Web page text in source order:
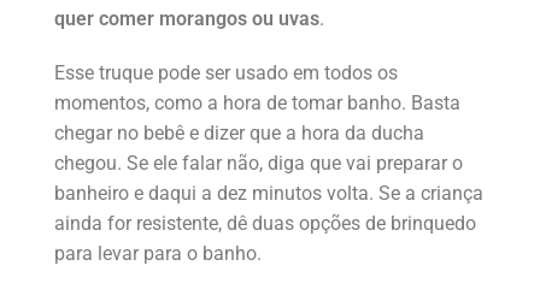
quer comer morangos ou uvas.
Esse truque pode ser usado em todos os
momentos, como a hora de tomar banho. Basta
chegar no bebê e dizer que a hora da ducha
chegou. Se ele falar não, diga que vai preparar o
banheiro e daqui a dez minutos volta. Se a criança
ainda for resistente, dê duas opções de brinquedo
para levar para o banho.